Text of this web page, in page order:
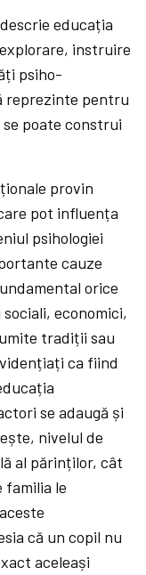
educația
instruire
psiho-
reprezinte pentru
poate construi
provin
pot influența
psihologiei
cauze
orice
economici,
tradiții sau
ca fiind
se adaugă și
nivelul de
al părinților, cât
familia le
că un copil nu
aceleași